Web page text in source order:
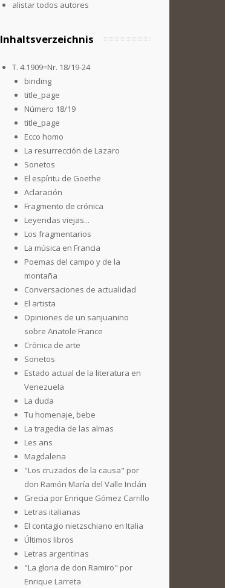
alistar todos autores
Inhaltsverzeichnis
T. 4.1909=Nr. 18/19-24
binding
title_page
Número 18/19
title_page
Ecco homo
La resurrección de Lazaro
Sonetos
El espíritu de Goethe
Aclaración
Fragmento de crónica
Leyendas viejas...
Los fragmentarios
La música en Francia
Poemas del campo y de la
montaña
Conversaciones de actualidad
El artista
Opiniones de un sanjuanino
sobre Anatole France
Crónica de arte
Sonetos
Estado actual de la literatura en
Venezuela
La duda
Tu homenaje, bebe
La tragedia de las almas
Les ans
Magdalena
"Los cruzados de la causa" por
don Ramón María del Valle Inclán
Grecia por Enrique Gómez Carrillo
Letras italianas
El contagio nietzschiano en Italia
Últimos libros
Letras argentinas
"La gloria de don Ramiro" por
Enrique Larreta